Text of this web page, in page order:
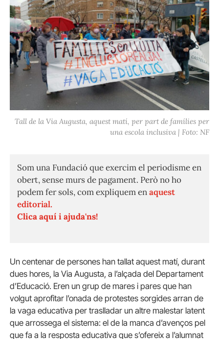
Tall de la Via Augusta, aquest matí, per part de famílies per
una escola inclusiva | Foto: NF
Som una Fundació que exercim el periodisme en
obert, sense murs de pagament. Però no ho
podem fer sols, com expliquem enaquest
editorial.
Clica aquí i ajuda'ns!
Un centenar de persones han tallat aquest matí, durant
dues hores, la Via Augusta, a l’alçada del Departament
d’Educació. Eren un grup de mares i pares que han
volgut aprofitar l’onada de protestes sorgides arran de
la vaga educativa per traslladar un altre malestar latent
que arrossega el sistema: el de la manca d’avenços pel
que fa a la resposta educativa que s’ofereix a l’alumnat